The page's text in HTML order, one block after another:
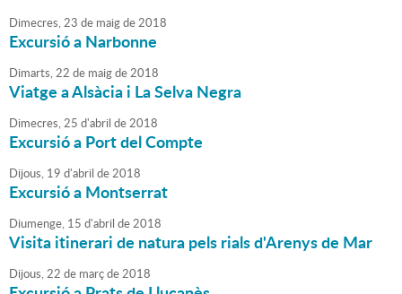
Dimecres,23 de maigde2018
Excursió a Narbonne
Dimarts,22 de maigde2018
Viatge a Alsàcia i La Selva Negra
Dimecres,25 d'abril de2018
Excursió a Port del Compte
Dijous, 19 d'abril de2018
Excursió a Montserrat
Diumenge, 15 d'abril de2018
Visita itinerari de natura pels rials d'Arenys de Mar
Dijous,22 de marçde2018